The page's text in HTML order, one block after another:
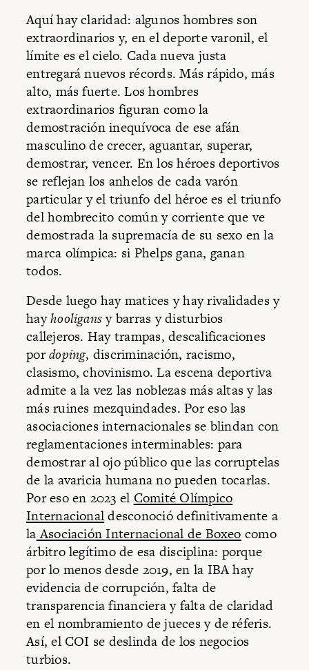
Aquí hay claridad: algunos hombres son
extraordinarios y, en el deporte varonil, el
límite es el cielo. Cada nueva justa
entregará nuevos récords. Más rápido, más
alto, más fuerte. Los hombres
extraordinarios figuran como la
demostración inequívoca de ese afán
masculino de crecer, aguantar, superar,
demostrar, vencer. En los héroes deportivos
se reflejan los anhelos de cada varón
particular y el triunfo del héroe es el triunfo
del hombrecito común y corriente que ve
demostrada la supremacía de su sexo en la
marca olímpica: si Phelps gana, ganan
todos.
Desde luego hay matices y hay rivalidades y
hayhooligansy barras y disturbios
callejeros. Hay trampas, descalificaciones
pordoping, discriminación, racismo,
clasismo, chovinismo. La escena deportiva
admite a la vez las noblezas más altas y las
más ruines mezquindades. Por eso las
asociaciones internacionales se blindan con
reglamentaciones interminables: para
demostrar al ojo público que las corruptelas
de la avaricia humana no pueden tocarlas.
Por eso en 2023 el Comité Olímpico
Internacionaldesconoció definitivamente a
laAsociación Internacional de Boxeo como
árbitro legítimo de esa disciplina: porque
por lo menos desde 2019, en la IBA hay
evidencia de corrupción, falta de
transparencia financiera y falta de claridad
en el nombramiento de jueces y de réferis.
Así, el COI se deslinda de los negocios
turbios.